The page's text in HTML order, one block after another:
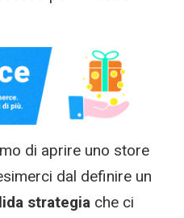
di aprire uno store
dal definire un
strategia che ci